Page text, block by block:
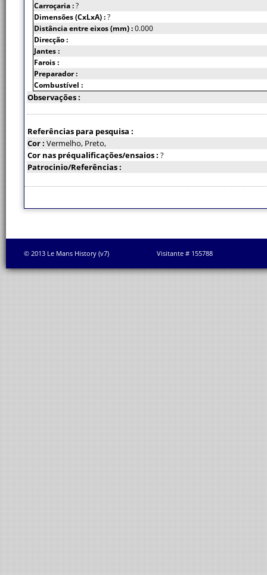
Carroçaria :?
Dimensões (CxLxA) :?
Distância entre eixos (mm) :0.000
Direcção :
Jantes :
Farois :
Preparador :
Combustível :
Observações :
Referências para pesquisa :
Cor : Vermelho, Preto,
Cor nas préqualificações/ensaios : ?
Patrocinio/Referências :
© 2013 Le Mans History (v7) Visitante # 155788